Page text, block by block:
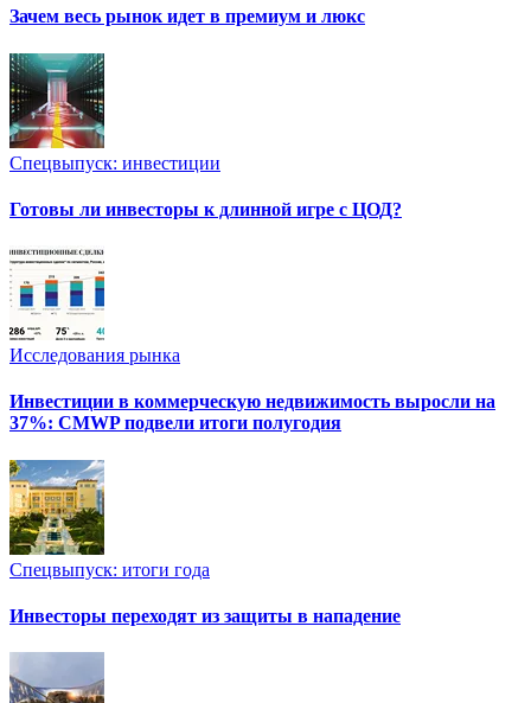
Зачем весь рынок идет в премиум и люкс
Спецвыпуск: инвестиции
Готовы ли инвесторы к длинной игре с ЦОД?
Исследования рынка
Инвестиции в коммерческую недвижимость выросли на
37%: CMWP подвели итоги полугодия
Спецвыпуск: итоги года
Инвесторы переходят из защиты в нападение